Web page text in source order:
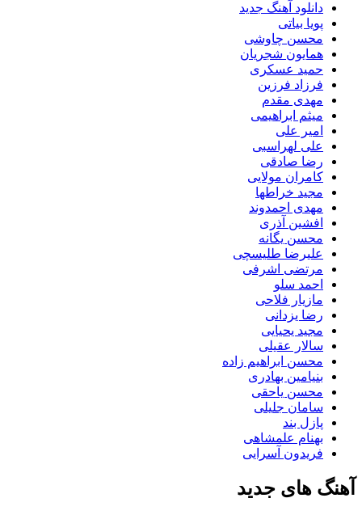
دانلود آهنگ جدید
پویا بیاتی
محسن چاوشی
همایون شجریان
حمید عسکری
فرزاد فرزین
مهدی مقدم
میثم ابراهیمی
امیر علی
علی لهراسبی
رضا صادقی
کامران مولایی
مجید خراطها
مهدی احمدوند
افشین آذری
محسن یگانه
علیرضا طلیسچی
مرتضی اشرفی
احمد سلو
مازیار فلاحی
رضا یزدانی
مجید یحیایی
سالار عقیلی
محسن ابراهیم زاده
بنیامین بهادری
محسن یاحقی
سامان جلیلی
پازل بند
بهنام علمشاهی
فریدون آسرایی
آهنگ های جدید